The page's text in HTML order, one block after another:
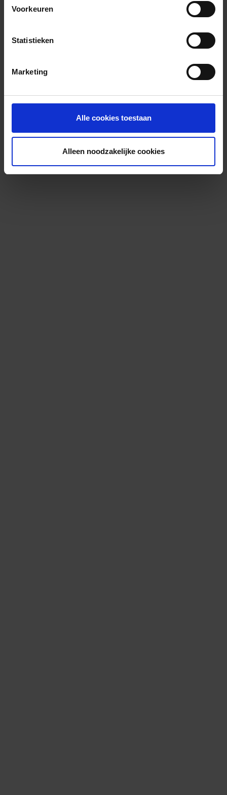
Voorkeuren
Statistieken
Marketing
Alle cookies toestaan
Alleen noodzakelijke cookies